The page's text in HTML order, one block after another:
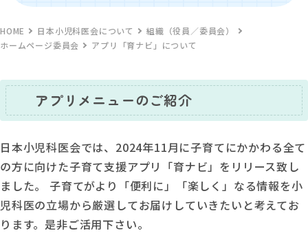
HOME 日本小児科医会について
組織（役員／委員会）
ホームページ委員会
アプリ「育ナビ」について
アプリメニューのご紹介
日本小児科医会では、2024年11月に子育てにかかわる全て
の方に向けた子育て支援アプリ「育ナビ」をリリース致し
ました。 子育てがより「便利に」「楽しく」なる情報を小
児科医の立場から厳選してお届けしていきたいと考えてお
ります。是非ご活用下さい。